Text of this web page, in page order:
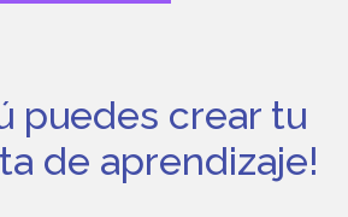
puedes crear tu
de aprendizaje!